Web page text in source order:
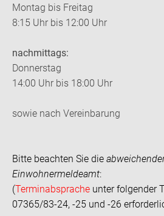
Montag bis Freitag
8:15 Uhr bis 12:00 Uhr
nachmittags:
Donnerstag
14:00 Uhr bis 18:00 Uhr
sowie nach Vereinbarung
Bitte beachten Sie die
Einwohnermeldeamt:
(Terminabsprache unter folgender
07365/83-24, -25 und -26